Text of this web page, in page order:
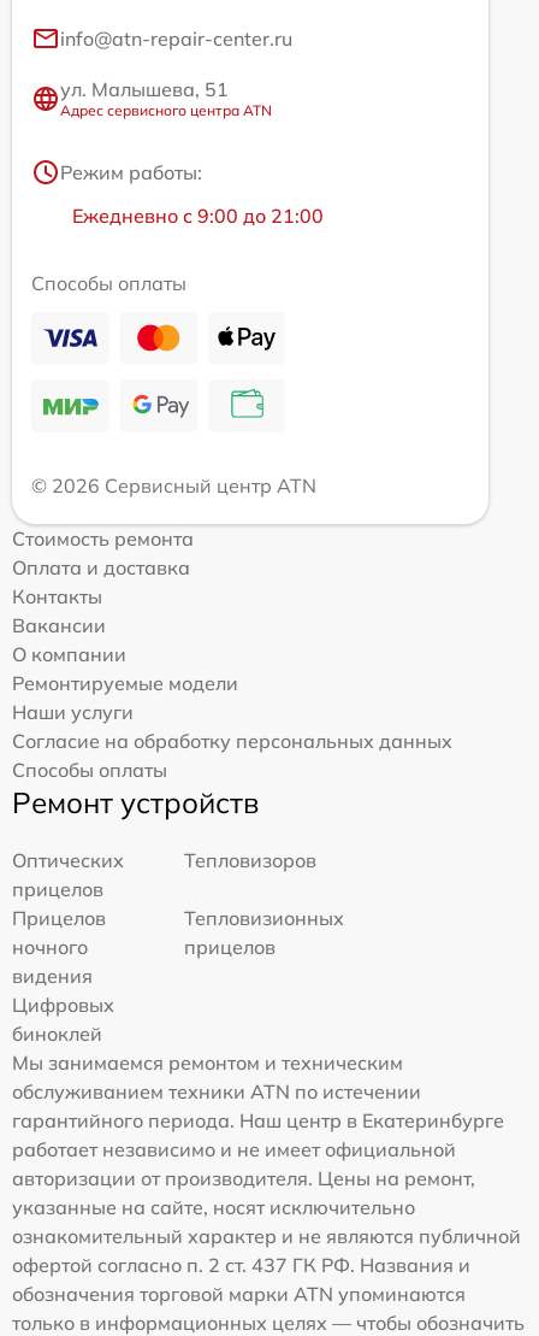
info@atn-repair-center.ru
ул. Малышева, 51
Адрес сервисного центра ATN
Режим работы:
Ежедневно с 9:00 до 21:00
Способы оплаты
© 2026 Сервисный центр ATN
Стоимость ремонта
Оплата и доставка
Контакты
Вакансии
О компании
Ремонтируемые модели
Наши услуги
Согласие на обработку персональных данных
Способы оплаты
Ремонт устройств
Оптических
прицелов
Тепловизоров
Прицелов
ночного
видения
Тепловизионных
прицелов
Цифровых
биноклей
Мы занимаемся ремонтом и техническим
обслуживанием техники ATN по истечении
гарантийного периода. Наш центр в Екатеринбурге
работает независимо и не имеет официальной
авторизации от производителя. Цены на ремонт,
указанные на сайте, носят исключительно
ознакомительный характер и не являются публичной
офертой согласно п. 2 ст. 437 ГК РФ. Названия и
обозначения торговой марки ATN упоминаются
только в информационных целях — чтобы обозначить